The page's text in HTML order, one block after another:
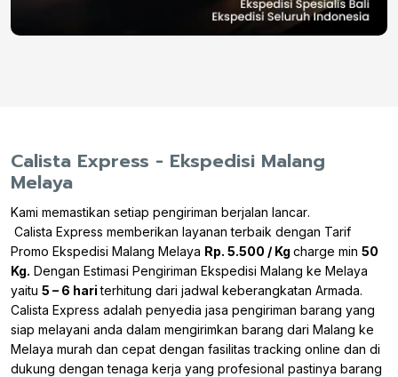
Calista Express - Ekspedisi Malang
Melaya
Kami memastikan setiap pengiriman berjalan lancar.
Calista Express memberikan layanan terbaik dengan Tarif
Promo Ekspedisi Malang Melaya Rp. 5.500 / Kg charge min 50
Kg. Dengan Estimasi Pengiriman Ekspedisi Malang ke Melaya
yaitu 5 – 6 hariterhitung dari jadwal keberangkatan Armada.
Calista Express adalah penyedia jasa pengiriman barang yang
siap melayani anda dalam mengirimkan barang dari Malang ke
Melaya murah dan cepat dengan fasilitas tracking online dan di
dukung dengan tenaga kerja yang profesional pastinya barang